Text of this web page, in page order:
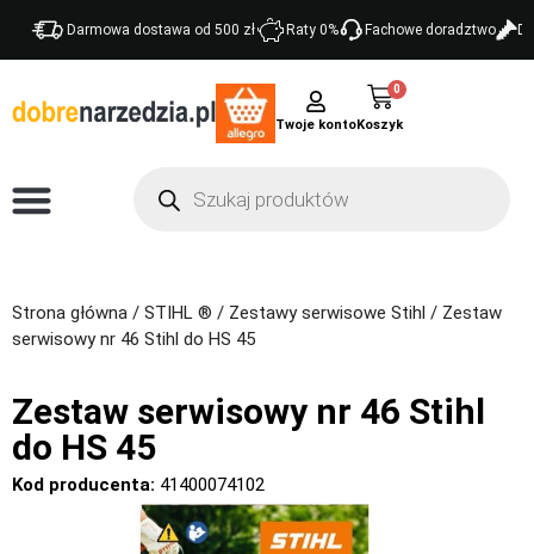
Darmowa dostawa od 500 zł Raty 0% Fachowe doradztwo
Twoje konto
0
Strona główna / STIHL ® / Zestawy serwisowe Stihl / Zestaw
serwisowy nr 46 Stihl do HS 45
Zestaw serwisowy nr 46 Stihl
do HS 45
Kod producenta: 41400074102